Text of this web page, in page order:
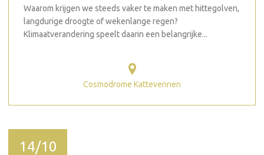
Waarom krijgen we steeds vaker te maken met hittegolven,
langdurige droogte of wekenlange regen?
Klimaatverandering speelt daarin een belangrijke...
Cosmodrome Kattevennen
14/10